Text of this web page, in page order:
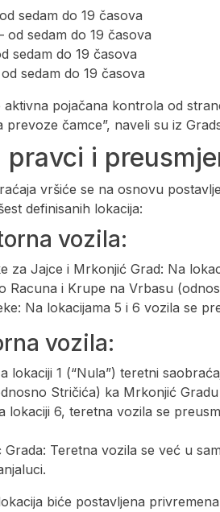
sedam do 19 časova
od sedam do 19 časova
sedam do 19 časova
sedam do 19 časova
aktivna pojačana kontrola od
prevoze čamce”, naveli su iz
i
vršiće se na osnovu
definisanih lokacija:
vozila:
za Jajce i Mrkonjić Grad: Na
Racuna i Krupe na Vrbasu
Na lokacijama 5 i 6 vozila se
vozila:
lokaciji 1 (“Nula”) teretni
Stričića) ka Mrkonjić
lokaciji 6, teretna vozila se
Grada: Teretna vozila se već u
biće postavljena